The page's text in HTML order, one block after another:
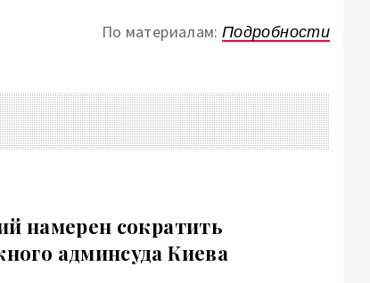
По материалам:Подробности
намерен сократить
админсуда Киева